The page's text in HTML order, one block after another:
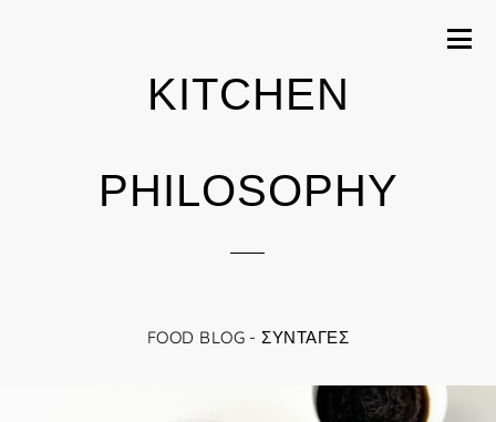
KITCHEN
PHILOSOPHY
FOOD BLOG - ΣΥΝΤΑΓΈΣ